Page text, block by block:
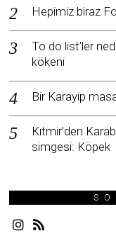
Hepimiz biraz
To do list’ler
kökeni
Bir Karayip
Kıtmir’den
simgesi: Köpek